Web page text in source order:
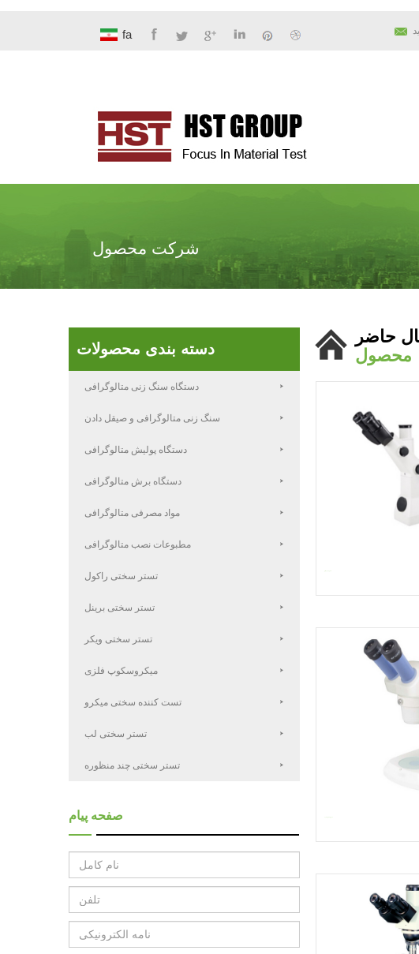
fa
شرکت محصول
دسته بندی محصولات
دستگاه سنگ زنی متالوگرافی
سنگ زنی متالوگرافی و صیقل دادن
دستگاه پولیش متالوگرافی
دستگاه برش متالوگرافی
مواد مصرفی متالوگرافی
مطبوعات نصب متالوگرافی
تستر سختی راکول
تستر سختی برینل
تستر سختی ویکر
میکروسکوپ فلزی
تست کننده سختی میکرو
تستر سختی لب
تستر سختی چند منظوره
صفحه پیام
حاضر
محصول